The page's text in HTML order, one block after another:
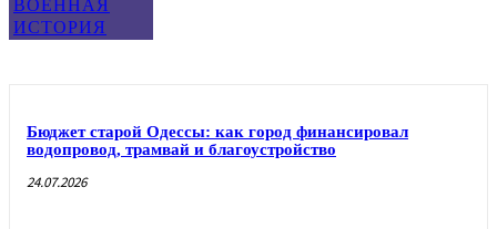
ИСТОРИЯ
Бюджет старой Одессы: как город финансировал
водопровод, трамвай и благоустройство
24.07.2026